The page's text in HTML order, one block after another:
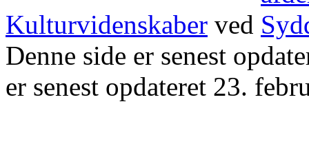
Kulturvidenskaber ved
Denne side er senest
er senest opdateret 23.